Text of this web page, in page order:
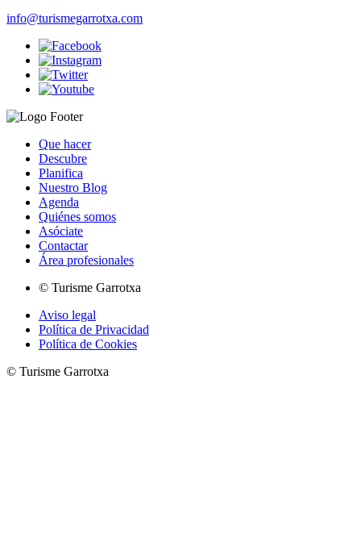
info@turismegarrotxa.com
Que hacer
Descubre
Planifica
Nuestro Blog
Agenda
Quiénes somos
Asóciate
Contactar
Área profesionales
© Turisme Garrotxa
Aviso legal
Política de Privacidad
Política de Cookies
© Turisme Garrotxa